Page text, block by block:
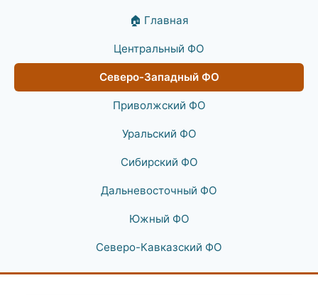
🏠 Главная
Центральный ФО
Северо-Западный ФО
Приволжский ФО
Уральский ФО
Сибирский ФО
Дальневосточный ФО
Южный ФО
Северо-Кавказский ФО